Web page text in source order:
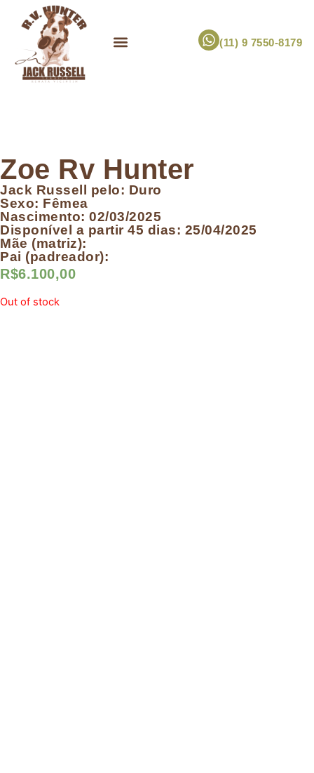
(11) 9 7550-8179
Zoe Rv Hunter
Jack Russell pelo: Duro
Sexo: Fêmea
Nascimento: 02/03/2025
Disponível a partir 45 dias: 25/04/2025
Mãe (matriz):
Pai (padreador):
R$6.100,00
Out of stock